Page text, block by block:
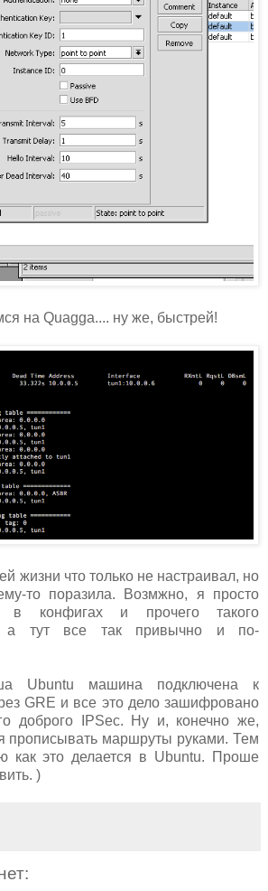
на Quagga.... ну же, быстрей!
жизни что только не настраивал, но
то поразила. Возмжно, я просто
в конфигах и прочего такого
а тут все так привычно и по-
Ubuntu машина подключена к
GRE и все это дело зашифровано
доброго IPSec. Ну и, конечно же,
прописывать маршруты руками. Тем
как это делается в Ubuntu. Проше
)